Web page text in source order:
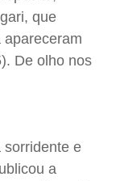
que
De olho nos
sorridente e
a